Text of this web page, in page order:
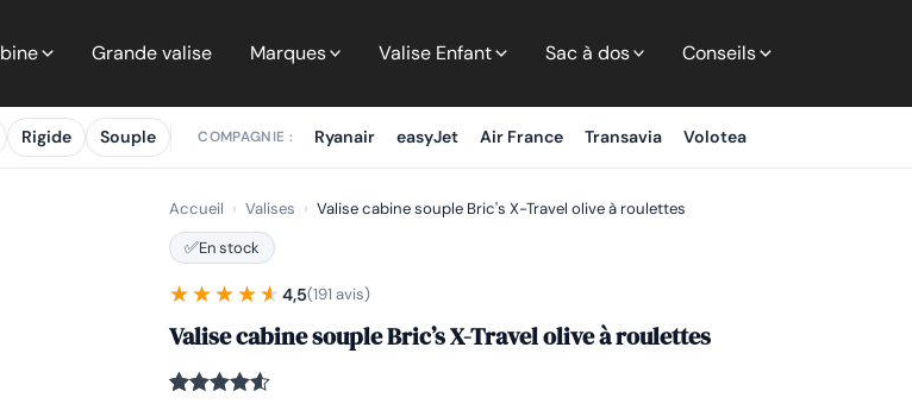
Grande valise Marques Valise Enfant Sac à dos Conseils
Rigide Souple COMPAGNIE : Ryanair easyJet Air France Transavia Volotea
Accueil › Valises › Valise cabine souple Bric's X-Travel olive à roulettes
✅En stock
★★★★★
★★★★★ 4,5(191 avis)
Valise cabine souple Bric’s X-Travel olive à roulettes